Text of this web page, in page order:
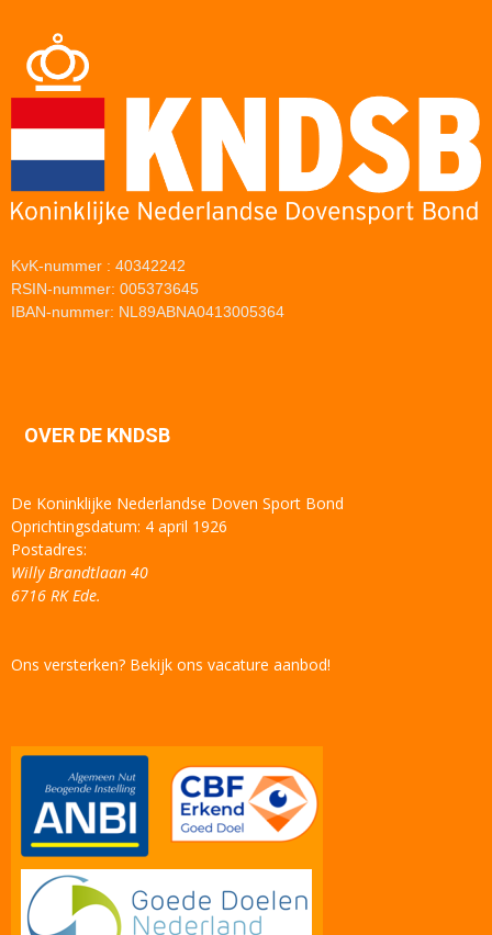
KvK-nummer : 40342242
RSIN-nummer: 005373645
IBAN-nummer: NL89ABNA0413005364
OVER DE KNDSB
De Koninklijke Nederlandse Doven Sport Bond
Oprichtingsdatum: 4 april 1926
Postadres:
Willy Brandtlaan 40
6716 RK Ede.
Ons versterken? Bekijk ons vacature aanbod!